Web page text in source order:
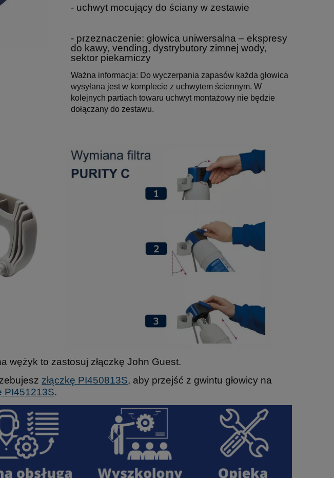
- uchwyt mocujący do ściany w zestawie
- przeznaczenie: głowica uniwersalna – ekspresy
do kawy,vending, dystrybutory zimnej wody,
sektor piekarniczy
Ważna informacja: Do wyczerpania zapasów każda głowica
wysyłana jest w komplecie z uchwytem ściennym. W
kolejnych partiach towaru uchwyt montażowy nie będzie
dołączany do zestawu.
wężyk to zastosuj złączkę John Guest.
złączkę PI450813S, aby przejść z gwintu głowicy na
PI451213S.